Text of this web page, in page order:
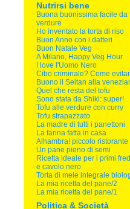
Nutrirsi bene
Buona buonissima facile da
verdure
Ho inventato la torta di riso
Buon Anno con i datteri
Buon Natale Veg
A Milano, Happy Veg Hour
I love l'Uomo Nero
Cibo criminale? Come
Buono il Seitan alla
Quel che resta del tofu
Sono stata da Shiki: super!
Tofu alle verdure con curry
Tofu strapazzato
La madre di tutti i panettoni
La farina fatta in casa
Alhambra! piccolo ristorante
Un pane pieno di semi
Ricetta ideale per i primi
e cavolo nero
Torta di mele integrale
La mia ricetta del pane/2
La mia ricetta del pane/1
Politica & Società